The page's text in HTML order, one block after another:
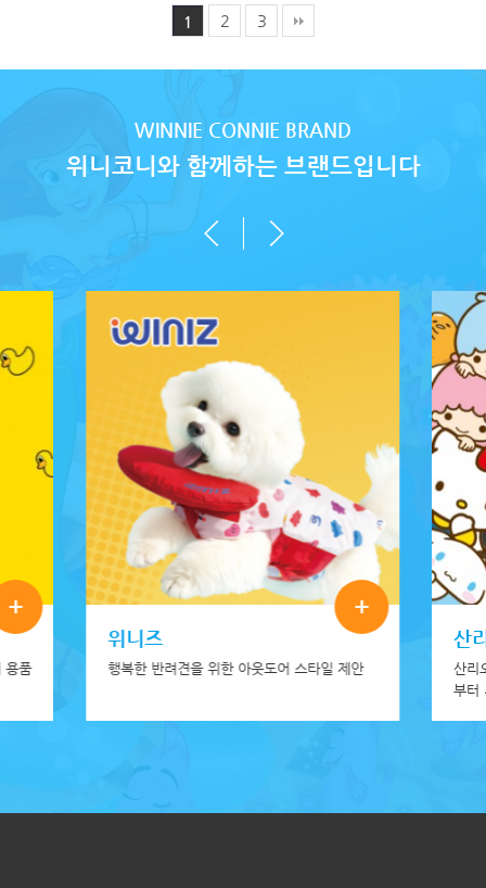
1 2 3
WINNIE CONNIE BRAND
위니코니와 함께하는 브랜드입니다
+
용품
+
위니즈
행복한 반려견을 위한 아웃도어 스타일 제안
산
산리
부터